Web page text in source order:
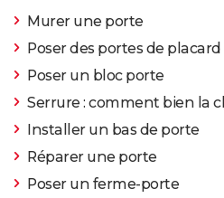
Murer une porte
Poser des portes de
Poser un bloc porte
Serrure : comment bien la
Installer un bas de porte
Réparer une porte
Poser un ferme-porte